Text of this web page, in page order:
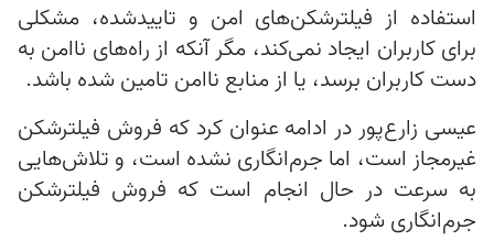
استفاده از فیلترشکن‌های امن و تاییدشده، مشکلی
برای کاربران ایجاد نمی‌کند، مگر آنکه از راه‌های ناامن به
دست کاربران برسد، یا از منابع نا‌امن تامین شده باشد.
عیسی زارع‌پور در ادامه عنوان کرد که فروش فیلترشکن
غیرمجاز است، اما جرم‌انگاری نشده است، و تلاش‌هایی
به سرعت در حال انجام است که فروش فیلترشکن
جرم‌انگاری شود.